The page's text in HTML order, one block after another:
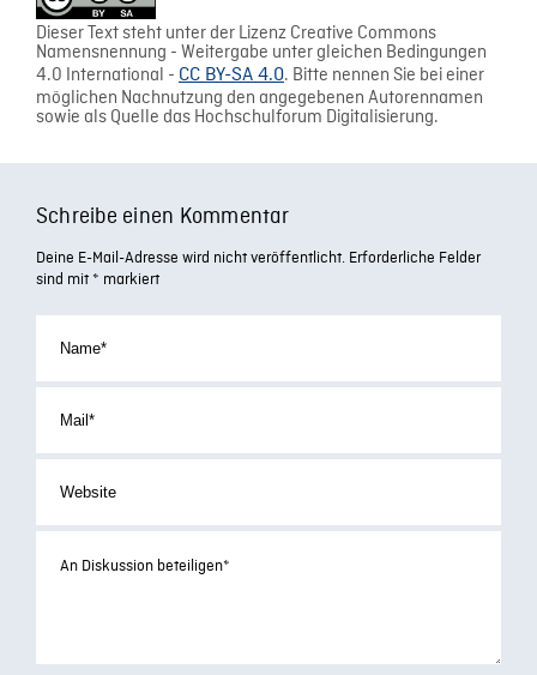
Dieser Text steht unter der Lizenz Creative Commons
Namensnennung - Weitergabe unter gleichen Bedingungen
4.0 International - CC BY-SA 4.0. Bitte nennen Sie bei einer
möglichen Nachnutzung den angegebenen Autorennamen
sowie als Quelle das Hochschulforum Digitalisierung.
Schreibe einen Kommentar
Deine E-Mail-Adresse wird nicht veröffentlicht. Erforderliche Felder
sind mit * markiert